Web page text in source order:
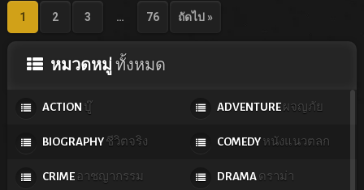
1 2 3 … 76 ถัดไป »
หมวดหมู่ ทั้งหมด
ACTION บู๊ ADVENTURE ผจญภัย
BIOGRAPHY ชีวิตจริง COMEDY หนังแนวตลก
CRIME อาชญากรรม DRAMA ดราม่า